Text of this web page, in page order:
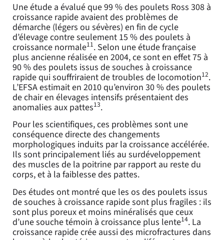
Une étude a évalué que 99 % des poulets Ross 308 à
croissance rapide avaient des problèmes de
démarche (légers ou sévères) en fin de cycle
d’élevage contre seulement 15 % des poulets à
croissance normale11. Selon une étude française
plus ancienne réalisée en 2004, ce sont en effet 75 à
90 % des poulets issus de souches à croissance
rapide qui souffriraient de troubles de locomotion12.
L’EFSA estimait en 2010 qu’environ 30 % des poulets
de chair en élevages intensifs présentaient des
anomalies aux pattes13.
Pour les scientifiques, ces problèmes sont une
conséquence directe des changements
morphologiques induits par la croissance accélérée.
Ils sont principalement liés au surdéveloppement
des muscles de la poitrine par rapport au reste du
corps, et à la faiblesse des pattes.
Des études ont montré que les os des poulets issus
de souches à croissance rapide sont plus fragiles : ils
sont plus poreux et moins minéralisés que ceux
d’une souche témoin à croissance plus lente14. La
croissance rapide crée aussi des microfractures dans